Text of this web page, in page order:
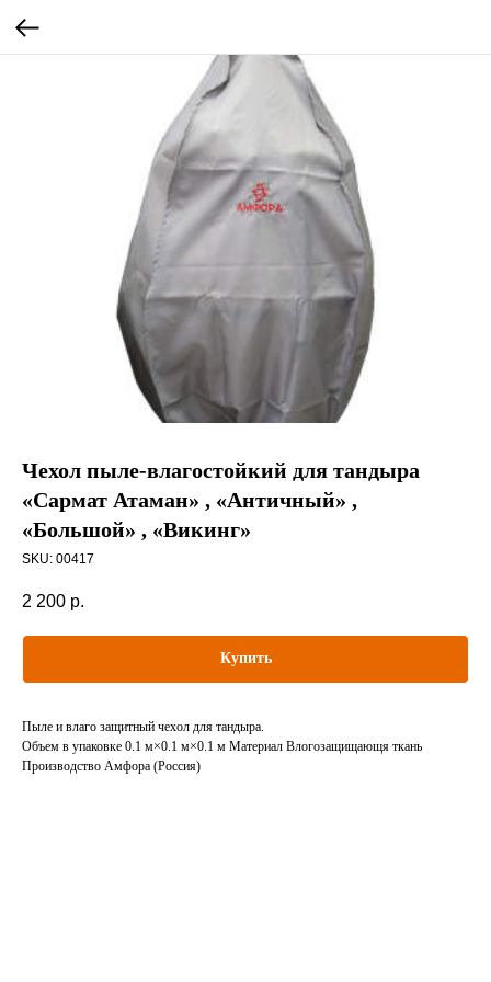
Чехол пыле-влагостойкий для тандыра
«Сармат Атаман» , «Античный» ,
«Большой» , «Викинг»
SKU: 00417
2 200 р.
Купить
Пыле и влаго защитный чехол для тандыра.
Объем в упаковке 0.1 м×0.1 м×0.1 м Материал Влогозащищающя ткань
Производство Амфора (Россия)